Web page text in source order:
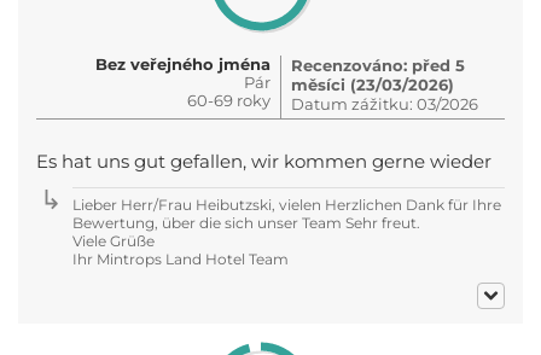
Bez veřejného jména
Pár
60-69 roky
Recenzováno: před 5
měsíci (23/03/2026)
Datum zážitku: 03/2026
Es hat uns gut gefallen, wir kommen gerne wieder
Lieber Herr/Frau Heibutzski, vielen Herzlichen Dank für Ihre
Bewertung, über die sich unser Team Sehr freut.
Viele Grüße
Ihr Mintrops Land Hotel Team